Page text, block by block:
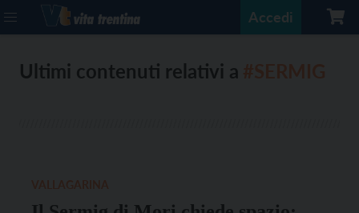
Accedi
Ultimi contenuti relativi a